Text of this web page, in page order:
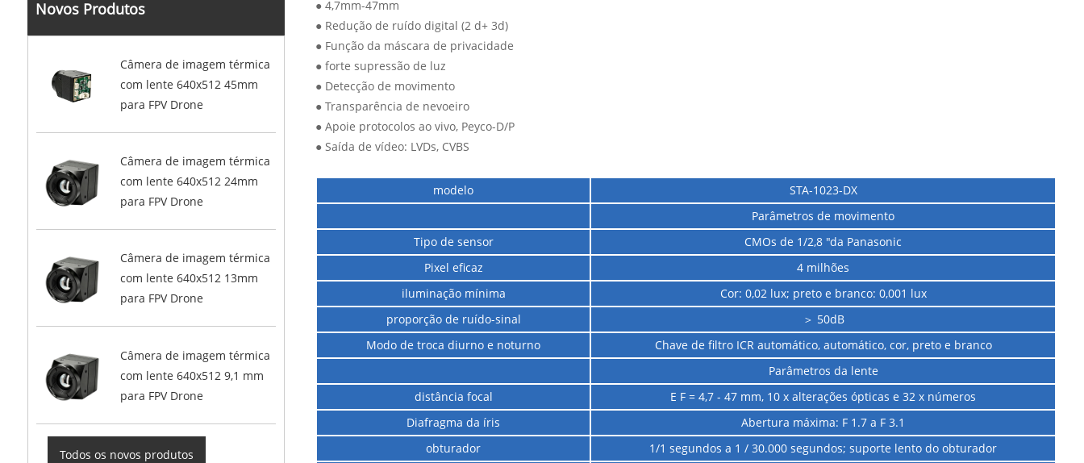
Novos Produtos
Câmera de imagem térmica
com lente 640x512 45mm
para FPV Drone
Câmera de imagem térmica
com lente 640x512 24mm
para FPV Drone
Câmera de imagem térmica
com lente 640x512 13mm
para FPV Drone
Câmera de imagem térmica
com lente 640x512 9,1 mm
para FPV Drone
Todos os novos produtos
● 4,7mm-47mm
● Redução de ruído digital (2 d+ 3d)
● Função da máscara de privacidade
● forte supressão de luz
● Detecção de movimento
● Transparência de nevoeiro
● Apoie protocolos ao vivo, Peyco-D/P
● Saída de vídeo: LVDs, CVBS
modelo
STA-1023-DX
Parâmetros de movimento
Tipo de sensor
CMOs de 1/2,8 "da Panasonic
Pixel eficaz
4 milhões
iluminação mínima
Cor: 0,02 lux; preto e branco: 0,001 lux
proporção de ruído-sinal
＞ 50dB
Modo de troca diurno e noturno
Chave de filtro ICR automático, automático, cor, preto e branco
Parâmetros da lente
distância focal
E F = 4,7 - 47 mm, 10 x alterações ópticas e 32 x números
Diafragma da íris
Abertura máxima: F 1.7 a F 3.1
obturador
1/1 segundos a 1 / 30.000 segundos; suporte lento do obturador